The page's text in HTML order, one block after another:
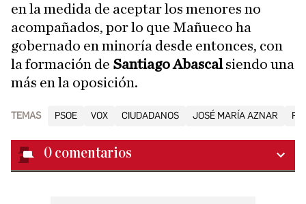
en la medida de aceptar los menores no
acompañados, por lo que Mañueco ha
gobernado en minoría desde entonces, con
la formación de Santiago Abascalsiendo una
más en la oposición.
TEMAS PSOE VOX CIUDADANOS JOSÉ MARÍA AZNAR
0 comentarios